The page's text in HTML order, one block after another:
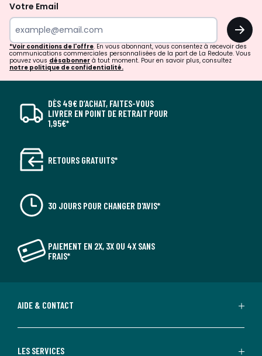
Votre Email
OK
*Voir conditions de l'offre. En vous abonnant, vous consentez à recevoir des
communications commerciales personnalisées de la part de La Redoute. Vous
pouvez vous désabonner à tout moment. Pour en savoir plus, consultez
notre politique de confidentialité.
DÈS 49€ D’ACHAT, FAITES-VOUS
LIVRER EN POINT DE RETRAIT POUR
1,95€*
RETOURS GRATUITS*
30 JOURS POUR CHANGER D'AVIS*
PAIEMENT EN 2X, 3X OU 4X SANS
FRAIS*
AIDE & CONTACT
LES SERVICES